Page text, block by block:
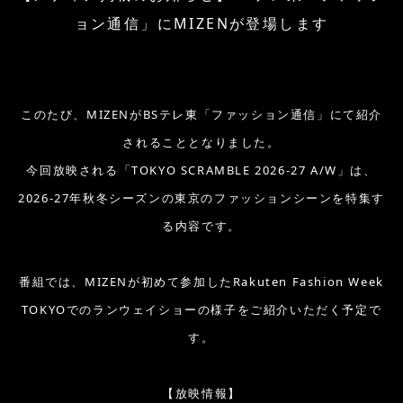
ョン通信」にMIZENが登場します
このたび、MIZENがBSテレ東「ファッション通信」にて紹介
されることとなりました。
今回放映される「TOKYO SCRAMBLE 2026-27 A/W」は、
2026-27年秋冬シーズンの東京のファッションシーンを特集す
る内容です。
番組では、MIZENが初めて参加したRakuten Fashion Week
TOKYOでのランウェイショーの様子をご紹介いただく予定で
す。
【放映情報】